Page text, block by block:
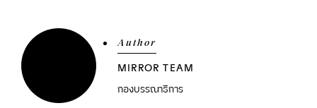
Author
MIRROR TEAM
กองบรรณาธิการ